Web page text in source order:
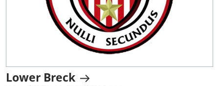
Lower Breck